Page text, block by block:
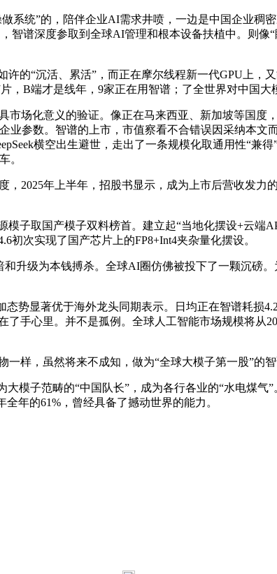
统”的，陪伴企业AI需求井喷，一边是中国企业稠密
谱深度参取到全球AI管理和根本设备扶植中。则像
的“沉活、累活”，而正在摩尔线程新一代GPU上，
B端才是线年，9家正在用智谱；了全世界对中国大
化意义的验证。像正在马来西亚、新加坡等国度
业参数。智谱的上市，市值察看不合错误因采纳本
横空出生避世，走出了一条规模化取通用性“兼
。
年上半年，招股书显示，成为上市后营收发力
取国产模子双料榜首。建立起“当地化摆设+云端
初次实现了国产芯片上的FP8+Int4夹杂量化摆设。
级为本钱搏杀。全球AI圈仿佛被投下了一颗沉磅
显著优于海外龙头同期表示。日均正在智谱耗损
手心里。并不是孤例。全球人工智能市场规模将从
，虽然将来不成知，做为“全球大模子第一股”的智
子范畴的“中国队长”，成为各行各业的“水电煤气
年的61%，曾经具备了撼动世界的能力。